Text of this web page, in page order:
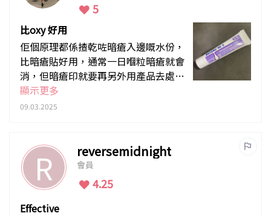
5
比oxy 好用
佢個原理都係揸乾咗暗瘡入邊嘅水份，
比暗瘡貼好用，通常一日嗰粒暗瘡就會
消，但暗瘡印就要再另外用產品去處
理。佢唔算係乸皮膚，無刺痛感。
顯示更多
09.03.2025
R reversemidnight
會員
4.25
Effective